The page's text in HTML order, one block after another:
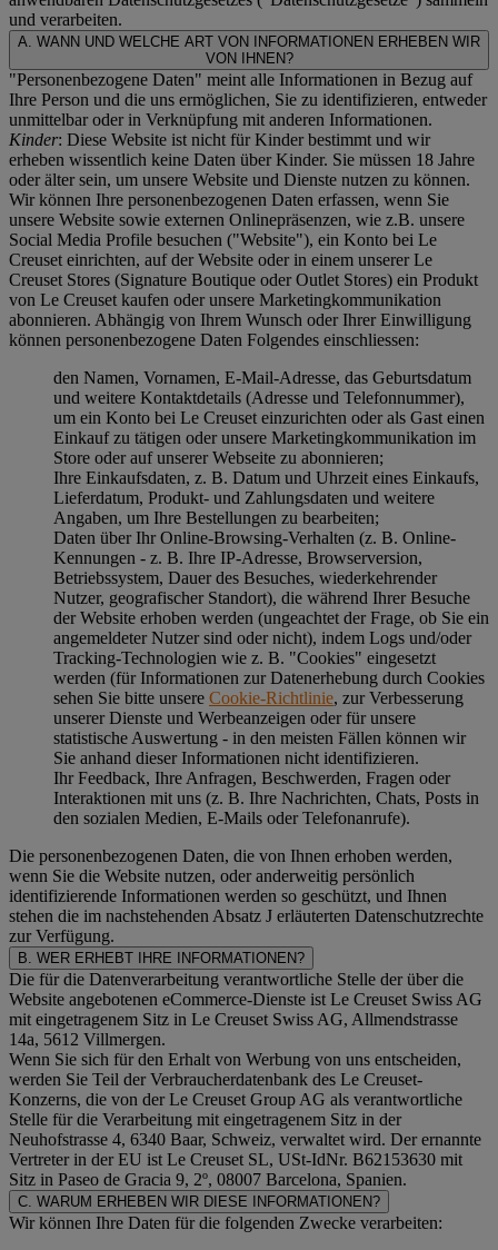
und verarbeiten.
A. WANN UND WELCHE ART VON INFORMATIONEN ERHEBEN WIR
VON IHNEN?
"Personenbezogene Daten" meint alle Informationen in Bezug auf
Ihre Person und die uns ermöglichen, Sie zu identifizieren, entweder
unmittelbar oder in Verknüpfung mit anderen Informationen.
Kinder: Diese Website ist nicht für Kinder bestimmt und wir
erheben wissentlich keine Daten über Kinder. Sie müssen 18 Jahre
oder älter sein, um unsere Website und Dienste nutzen zu können.
Wir können Ihre personenbezogenen Daten erfassen, wenn Sie
unsere Website sowie externen Onlinepräsenzen, wie z.B. unsere
Social Media Profile besuchen ("Website"), ein Konto bei Le
Creuset einrichten, auf der Website oder in einem unserer Le
Creuset Stores (Signature Boutique oder Outlet Stores) ein Produkt
von Le Creuset kaufen oder unsere Marketingkommunikation
abonnieren. Abhängig von Ihrem Wunsch oder Ihrer Einwilligung
können personenbezogene Daten Folgendes einschliessen:
den Namen, Vornamen, E-Mail-Adresse, das Geburtsdatum
und weitere Kontaktdetails (Adresse und Telefonnummer),
um ein Konto bei Le Creuset einzurichten oder als Gast einen
Einkauf zu tätigen oder unsere Marketingkommunikation im
Store oder auf unserer Webseite zu abonnieren;
Ihre Einkaufsdaten, z. B. Datum und Uhrzeit eines Einkaufs,
Lieferdatum, Produkt- und Zahlungsdaten und weitere
Angaben, um Ihre Bestellungen zu bearbeiten;
Daten über Ihr Online-Browsing-Verhalten (z. B. Online-
Kennungen - z. B. Ihre IP-Adresse, Browserversion,
Betriebssystem, Dauer des Besuches, wiederkehrender
Nutzer, geografischer Standort), die während Ihrer Besuche
der Website erhoben werden (ungeachtet der Frage, ob Sie ein
angemeldeter Nutzer sind oder nicht), indem Logs und/oder
Tracking-Technologien wie z. B. "Cookies" eingesetzt
werden (für Informationen zur Datenerhebung durch Cookies
sehen Sie bitte unsere Cookie-Richtlinie, zur Verbesserung
unserer Dienste und Werbeanzeigen oder für unsere
statistische Auswertung - in den meisten Fällen können wir
Sie anhand dieser Informationen nicht identifizieren.
Ihr Feedback, Ihre Anfragen, Beschwerden, Fragen oder
Interaktionen mit uns (z. B. Ihre Nachrichten, Chats, Posts in
den sozialen Medien, E-Mails oder Telefonanrufe).
Die personenbezogenen Daten, die von Ihnen erhoben werden,
wenn Sie die Website nutzen, oder anderweitig persönlich
identifizierende Informationen werden so geschützt, und Ihnen
stehen die im nachstehendenAbsatz J erläuterten Datenschutzrechte
zur Verfügung.
B. WER ERHEBT IHRE INFORMATIONEN?
Die für die Datenverarbeitung verantwortliche Stelle der über die
Website angebotenen eCommerce-Dienste ist Le Creuset Swiss AG
mit eingetragenem Sitz in Le Creuset Swiss AG, Allmendstrasse
14a, 5612 Villmergen.
Wenn Sie sich für den Erhalt von Werbung von uns entscheiden,
werden Sie Teil der Verbraucherdatenbank des Le Creuset-
Konzerns, die von der Le Creuset Group AG als verantwortliche
Stelle für die Verarbeitung mit eingetragenem Sitz in der
Neuhofstrasse 4, 6340 Baar, Schweiz, verwaltet wird. Der ernannte
Vertreter in der EU ist Le Creuset SL, USt-IdNr. B62153630 mit
Sitz in Paseo de Gracia 9, 2º, 08007 Barcelona, Spanien.
C. WARUM ERHEBEN WIR DIESE INFORMATIONEN?
Wir können Ihre Daten für die folgenden Zwecke verarbeiten: